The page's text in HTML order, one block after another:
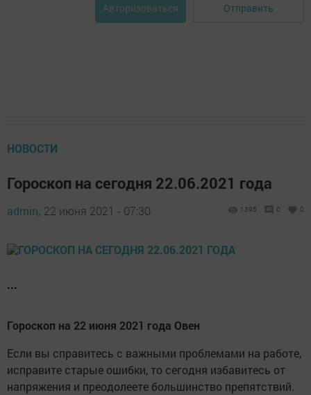
Авторизоваться Отправить
НОВОСТИ
Гороскоп на сегодня 22.06.2021 года
admin, 22 июня 2021 - 07:30 1395 0 0
...
Гороскоп на 22 июня 2021 года Овен
Если вы справитесь с важными проблемами на работе,
исправите старые ошибки, то сегодня избавитесь от
напряжения и преодолеете большинство препятствий.